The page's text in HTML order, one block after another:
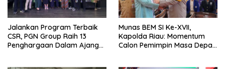
Jalankan Program Terbaik
CSR, PGN Group Raih 13
Penghargaan Dalam Ajang
Munas BEM SI Ke-XVII,
Kapolda Riau: Momentum
Calon Pemimpin Masa Depan